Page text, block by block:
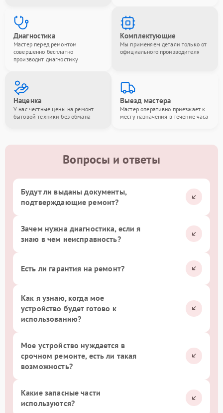
Диагностика
Мастер перед ремонтом
совершенно бесплатно
производит диагностику
Комплектующие
Мы применяем детали только от
официального производителя
Наценка
У нас честные цены на ремонт
бытовой техники без обмана
Выезд мастера
Мастер оперативно приезжает к
месту назначения в течение часа
Вопросы и ответы
Будут ли выданы документы,
подтверждающие ремонт?
Зачем нужна диагностика, если я
знаю в чем неисправность?
Есть ли гарантия на ремонт?
Как я узнаю, когда мое
устройство будет готово к
использованию?
Мое устройство нуждается в
срочном ремонте, есть ли такая
возможность?
Какие запасные части
используются?